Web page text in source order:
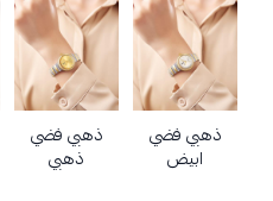
ذهبي فضي
ابيض
ذهبي فضي
ذهبي